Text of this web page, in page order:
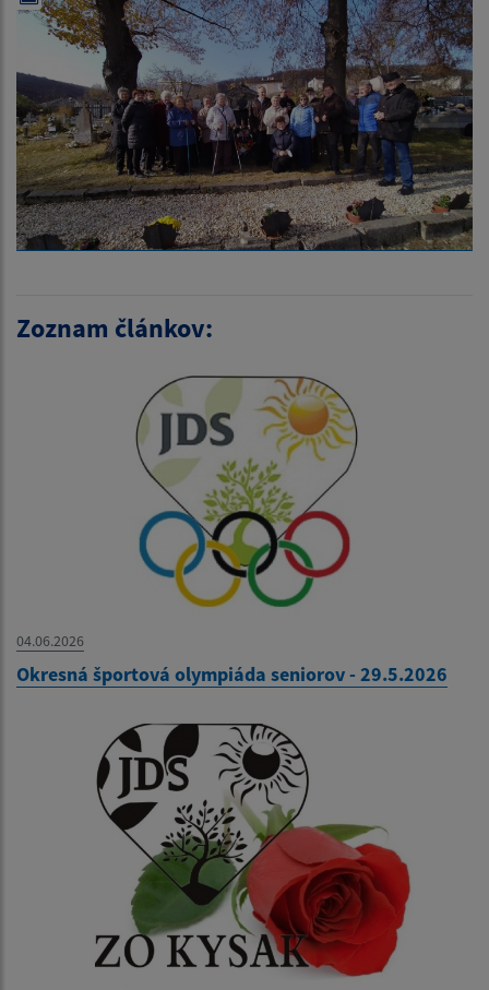
Zoznam článkov:
04.06.2026
Okresná športová olympiáda seniorov - 29.5.2026